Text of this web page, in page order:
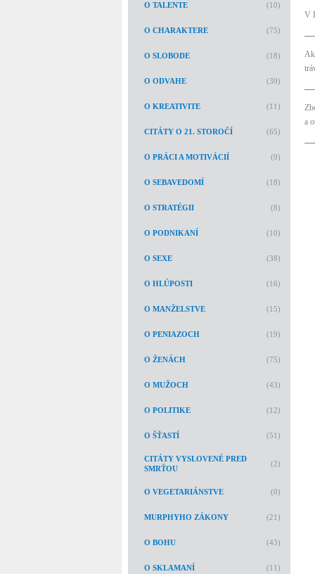
O TALENTE (10)
O CHARAKTERE (75)
O SLOBODE (18)
O ODVAHE (39)
O KREATIVITE (11)
CITÁTY O 21. STOROČÍ (65)
O PRÁCI A MOTIVÁCIÍ (9)
O SEBAVEDOMÍ (18)
O STRATÉGII (8)
O PODNIKANÍ (10)
O SEXE (38)
O HLÚPOSTI (16)
O MANŽELSTVE (15)
O PENIAZOCH (19)
O ŽENÁCH (75)
O MUŽOCH (43)
O POLITIKE (12)
O ŠŤASTÍ (51)
CITÁTY VYSLOVENÉ PRED
SMRŤOU
(2)
O VEGETARIÁNSTVE (0)
MURPHYHO ZÁKONY (21)
O BOHU (43)
O SKLAMANÍ (11)
V
a